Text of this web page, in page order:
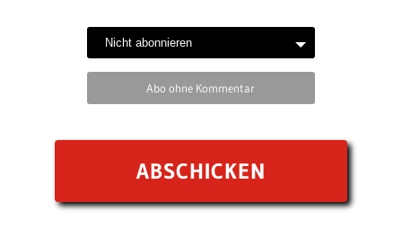
Abo ohne Kommentar